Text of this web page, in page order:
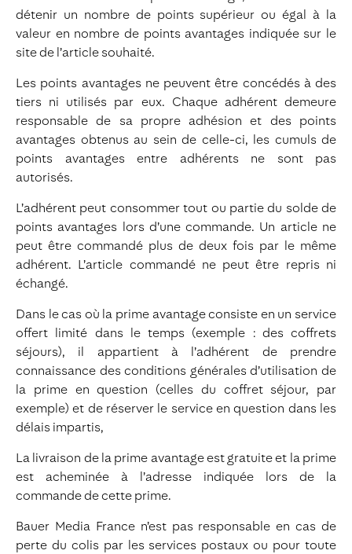
détenir un nombre de points supérieur ou égal à la
valeur en nombre de points avantages indiquée sur le
site de l’article souhaité.
Les points avantages ne peuvent être concédés à des
tiers ni utilisés par eux. Chaque adhérent demeure
responsable de sa propre adhésion et des points
avantages obtenus au sein de celle-ci, les cumuls de
points avantages entre adhérents ne sont pas
autorisés.
L’adhérent peut consommer tout ou partie du solde de
points avantages lors d’une commande. Un article ne
peut être commandé plus de deux fois par le même
adhérent. L’article commandé ne peut être repris ni
échangé.
Dans le cas où la prime avantage consiste en un service
offert limité dans le temps (exemple : des coffrets
séjours), il appartient à l’adhérent de prendre
connaissance des conditions générales d’utilisation de
la prime en question (celles du coffret séjour, par
exemple) et de réserver le service en question dans les
délais impartis,
La livraison de la prime avantage est gratuite et la prime
est acheminée à l’adresse indiquée lors de la
commande de cette prime.
Bauer Media France n’est pas responsable en cas de
perte du colis par les services postaux ou pour toute